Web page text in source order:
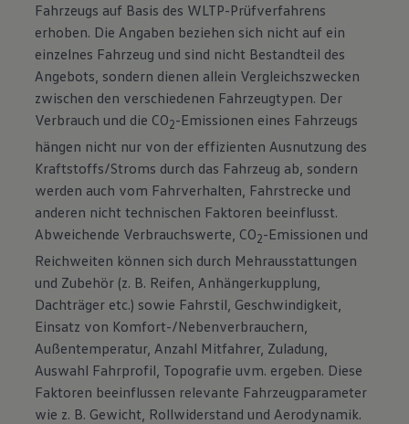
Fahrzeugs auf Basis des WLTP-Prüfverfahrens
erhoben. Die Angaben beziehen sich nicht auf ein
einzelnes Fahrzeug und sind nicht Bestandteil des
Angebots, sondern dienen allein Vergleichszwecken
zwischen den verschiedenen Fahrzeugtypen. Der
Verbrauch und die CO2-Emissionen eines Fahrzeugs
hängen nicht nur von der effizienten Ausnutzung des
Kraftstoffs/Stroms durch das Fahrzeug ab, sondern
werden auch vom Fahrverhalten, Fahrstrecke und
anderen nicht technischen Faktoren beeinflusst.
Abweichende Verbrauchswerte, CO2-Emissionen und
Reichweiten können sich durch Mehrausstattungen
und Zubehör (z. B. Reifen, Anhängerkupplung,
Dachträger etc.) sowie Fahrstil, Geschwindigkeit,
Einsatz von Komfort-/Nebenverbrauchern,
Außentemperatur, Anzahl Mitfahrer, Zuladung,
Auswahl Fahrprofil, Topografie uvm. ergeben. Diese
Faktoren beeinflussen relevante Fahrzeugparameter
wie z. B. Gewicht, Rollwiderstand und Aerodynamik.